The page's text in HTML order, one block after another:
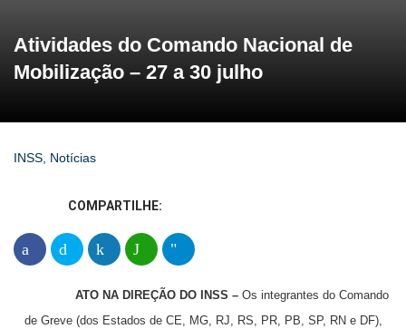
Atividades do Comando Nacional de
Mobilização – 27 a 30 julho
INSS, Notícias
COMPARTILHE:
ATO NA DIREÇÃO DO INSS – Os integrantes do Comando
de Greve (dos Estados de CE, MG, RJ, RS, PR, PB, SP, RN e DF),